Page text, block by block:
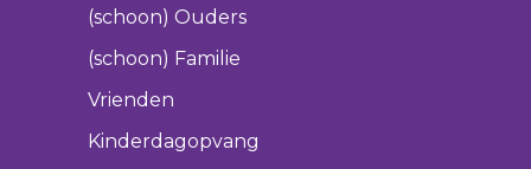
(schoon) Ouders
(schoon) Familie
Vrienden
Kinderdagopvang